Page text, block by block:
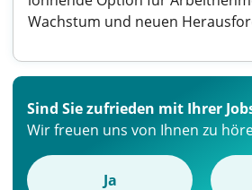
Wachstum und neuen
Sind Sie zufrieden mit Ihrer
Wir freuen uns von Ihnen zu
Ja